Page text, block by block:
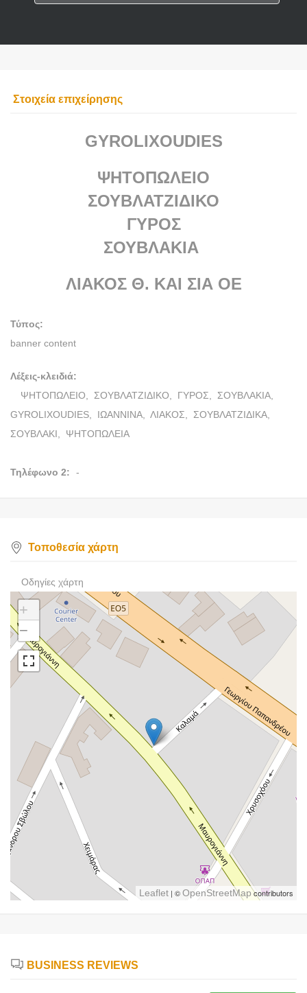
Στοιχεία επιχείρησης
GYROLIXOUDIES
ΨΗΤΟΠΩΛΕΙΟ
ΣΟΥΒΛΑΤΖΙΔΙΚΟ
ΓΥΡΟΣ
ΣΟΥΒΛΑΚΙΑ
ΛΙΑΚΟΣ Θ. ΚΑΙ ΣΙΑ ΟΕ
Τύπος:
banner content
Λέξεις-κλειδιά:
ΨΗΤΟΠΩΛΕΙΟ, ΣΟΥΒΛΑΤΖΙΔΙΚΟ, ΓΥΡΟΣ, ΣΟΥΒΛΑΚΙΑ,
GYROLIXOUDIES,
ΙΩΑΝΝΙΝΑ, ΛΙΑΚΟΣ, ΣΟΥΒΛΑΤΖΙΔΙΚΑ,
ΣΟΥΒΛΑΚΙ,
ΨΗΤΟΠΩΛΕΙΑ
Τηλέφωνο 2: -
Τοποθεσία χάρτη
Οδηγίες χάρτη
+
−
Leaflet | ©OpenStreetMapcontributors
BUSINESS REVIEWS